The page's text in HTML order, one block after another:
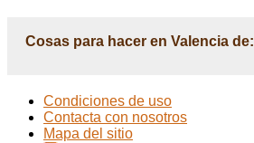
Cosas para hacer en Valencia de:
Condiciones de uso
Contacta con nosotros
Mapa del sitio